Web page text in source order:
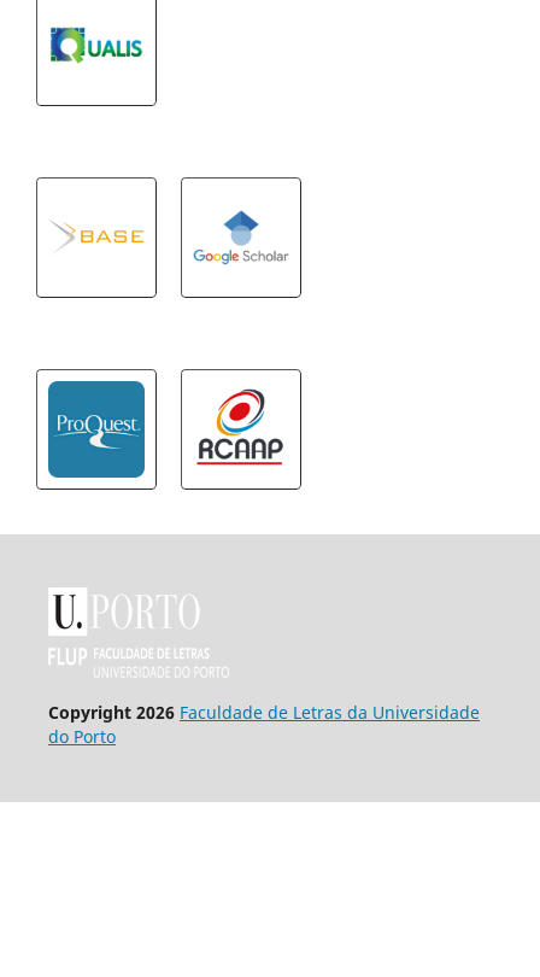
Copyright 2026 Faculdade de Letras da Universidade
do Porto